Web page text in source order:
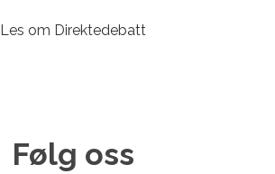
Les om Direktedebatt
Følg oss